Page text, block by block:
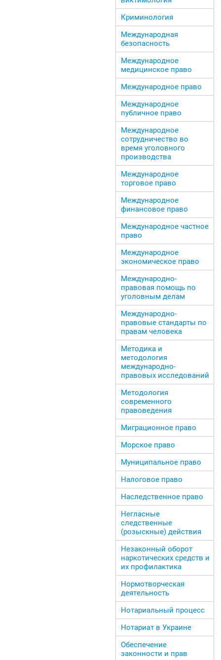
Криминология
Международная
безопасность
Международное
медицинское право
Международное право
Международное
публичное право
Международное
сотрудничество во
время уголовного
производства
Международное
торговое право
Международное
финансовое право
Международное частное
право
Международное
экономическое право
Международно-
правовая помощь по
уголовным делам
Международно-
правовые стандарты по
правам человека
Методика и
методология
международно-
правовых исследований
Методология
современного
правоведения
Миграционное право
Морское право
Муниципальное право
Налоговое право
Наследственное право
Негласные
следственные
(розыскные) действия
Незаконный оборот
наркотических средств и
их профилактика
Нормотворческая
деятельность
Нотариальный процесс
Нотариат в Украине
Обеспечение
законности и прав